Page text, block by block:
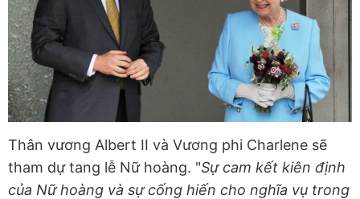
Thân vương Albert II và Vương phi Charlene sẽ
tham dự tang lễ Nữ hoàng. "Sự cam kết kiên định
của Nữ hoàng và sự cống hiến cho nghĩa vụ trong